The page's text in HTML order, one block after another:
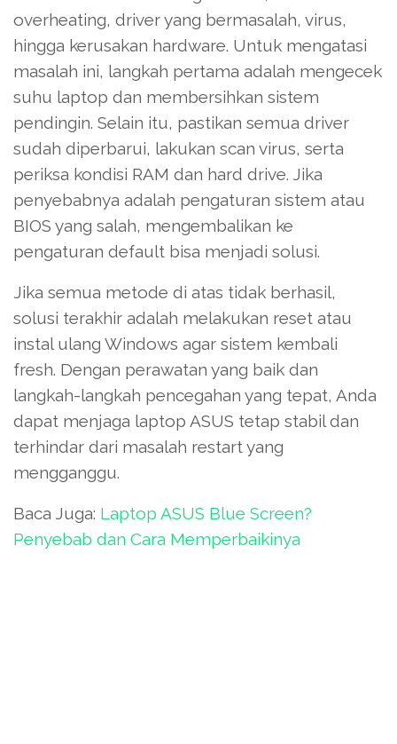
overheating, driver yang bermasalah, virus,
hingga kerusakan hardware. Untuk mengatasi
masalah ini, langkah pertama adalah mengecek
suhu laptop dan membersihkan sistem
pendingin. Selain itu, pastikan semua driver
sudah diperbarui, lakukan scan virus, serta
periksa kondisi RAM dan hard drive. Jika
penyebabnya adalah pengaturan sistem atau
BIOS yang salah, mengembalikan ke
pengaturan default bisa menjadi solusi.
Jika semua metode di atas tidak berhasil,
solusi terakhir adalah melakukan reset atau
instal ulang Windows agar sistem kembali
fresh. Dengan perawatan yang baik dan
langkah-langkah pencegahan yang tepat, Anda
dapat menjaga laptop ASUS tetap stabil dan
terhindar dari masalah restart yang
mengganggu.
Baca Juga: Laptop ASUS Blue Screen?
Penyebab dan Cara Memperbaikinya